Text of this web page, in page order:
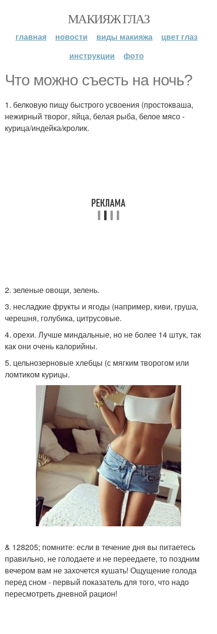
МАКИЯЖ ГЛАЗ
главная новости виды макияжа
цвет глаз
инструкции
фото
Что можно съесть на ночь?
1. белковую пищу быстрого усвоения (простокваша,
нежирный творог, яйца, белая рыба, белое мясо -
курица/индейка/кролик.
2. зеленые овощи, зелень.
3. несладкие фрукты и ягоды (например, киви, груша,
черешня, голубика, цитрусовые.
4. орехи. Лучше миндальные, но не более 14 штук, так
как они очень калорийны.
5. цельнозерновые хлебцы (с мягким творогом или
ломтиком курицы.
& 128205; помните: если в течение дня вы питаетесь
правильно, не голодаете и не переедаете, то поздним
вечером вам не захочется кушать! Ощущение голода
перед сном - первый показатель для того, что надо
пересмотреть дневной рацион!